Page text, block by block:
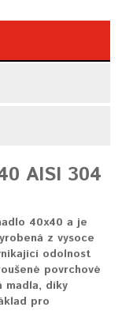
AISI 304
40x40 a je
z vysoce
odolnost
povrchové
madla, díky
pro